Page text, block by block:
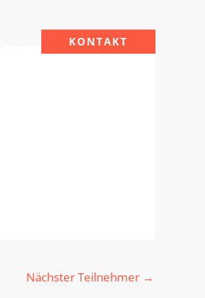
KONTAKT
Nächster Teilnehmer →